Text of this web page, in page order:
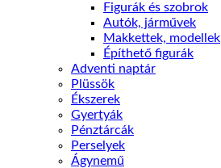
Figurák és szobrok
Autók, járművek
Makkettek, modellek
Építhető figurák
Adventi naptár
Plüssök
Ékszerek
Gyertyák
Pénztárcák
Perselyek
Ágynemű